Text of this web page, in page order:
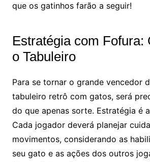
que os gatinhos farão a seguir!
Estratégia com Fofura:
o Tabuleiro
Para se tornar o grande vencedor
tabuleiro retrô com gatos, será
do que apenas sorte. Estratégia é
Cada jogador deverá planejar
movimentos, considerando as
seu gato e as ações dos outros